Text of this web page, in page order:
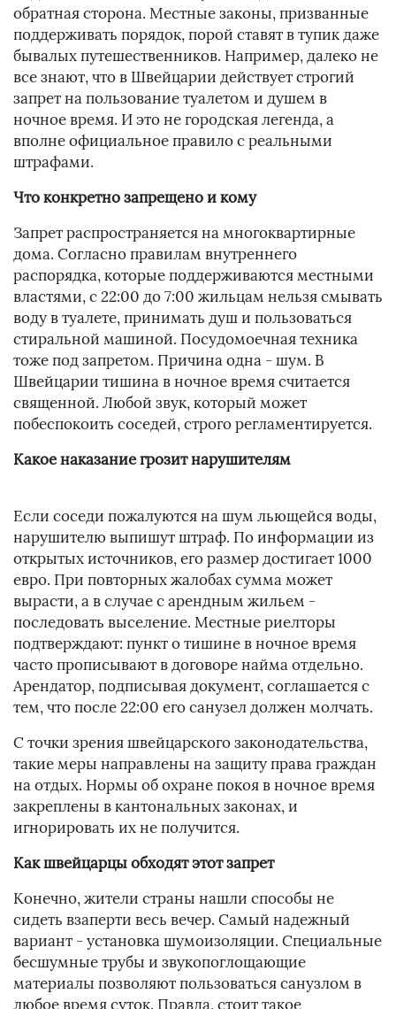
обратная сторона. Местные законы, призванные
поддерживать порядок, порой ставят в тупик даже
бывалых путешественников. Например, далеко не
все знают, что в Швейцарии действует строгий
запрет на пользование туалетом и душем в
ночное время. И это не городская легенда, а
вполне официальное правило с реальными
штрафами.
Что конкретно запрещено и кому
Запрет распространяется на многоквартирные
дома. Согласно правилам внутреннего
распорядка, которые поддерживаются местными
властями, с 22:00 до 7:00 жильцам нельзя смывать
воду в туалете, принимать душ и пользоваться
стиральной машиной. Посудомоечная техника
тоже под запретом. Причина одна - шум. В
Швейцарии тишина в ночное время считается
священной. Любой звук, который может
побеспокоить соседей, строго регламентируется.
Какое наказание грозит нарушителям
Если соседи пожалуются на шум льющейся воды,
нарушителю выпишут штраф. По информации из
открытых источников, его размер достигает 1000
евро. При повторных жалобах сумма может
вырасти, а в случае с арендным жильем -
последовать выселение. Местные риелторы
подтверждают: пункт о тишине в ночное время
часто прописывают в договоре найма отдельно.
Арендатор, подписывая документ, соглашается с
тем, что после 22:00 его санузел должен молчать.
С точки зрения швейцарского законодательства,
такие меры направлены на защиту права граждан
на отдых. Нормы об охране покоя в ночное время
закреплены в кантональных законах, и
игнорировать их не получится.
Как швейцарцы обходят этот запрет
Конечно, жители страны нашли способы не
сидеть взаперти весь вечер. Самый надежный
вариант - установка шумоизоляции. Специальные
бесшумные трубы и звукопоглощающие
материалы позволяют пользоваться санузлом в
любое время суток. Правда, стоит такое